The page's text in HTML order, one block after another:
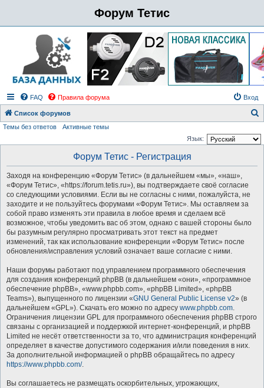
Форум Тетис
FAQ Правила форума Вход
Список форумов
Темы без ответов
Активные темы
Язык:
Форум Тетис - Регистрация
Заходя на конференцию «Форум Тетис» (в дальнейшем «мы», «наш»,
«Форум Тетис», «https://forum.tetis.ru»), вы подтверждаете своё согласие
со следующими условиями. Если вы не согласны с ними, пожалуйста, не
заходите и не пользуйтесь форумами «Форум Тетис». Мы оставляем за
собой право изменять эти правила в любое время и сделаем всё
возможное, чтобы уведомить вас об этом, однако с вашей стороны было
бы разумным регулярно просматривать этот текст на предмет
изменений, так как использование конференции «Форум Тетис» после
обновления/исправления условий означает ваше согласие с ними.
Наши форумы работают под управлением программного обеспечения
для создания конференций phpBB (в дальнейшем «они», «программное
обеспечение phpBB», «www.phpbb.com», «phpBB Limited», «phpBB
Teams»), выпущенного по лицензии «GNU General Public License v2» (в
дальнейшем «GPL»). Скачать его можно по адресу www.phpbb.com.
Ограничения лицензии GPL для программного обеспечения phpBB строго
связаны с организацией и поддержкой интернет-конференций, и phpBB
Limited не несёт ответственности за то, что администрация конференций
определяет в качестве допустимого содержания и/или поведения в них.
За дополнительной информацией о phpBB обращайтесь по адресу
https://www.phpbb.com/.
Вы соглашаетесь не размещать оскорбительных, угрожающих,